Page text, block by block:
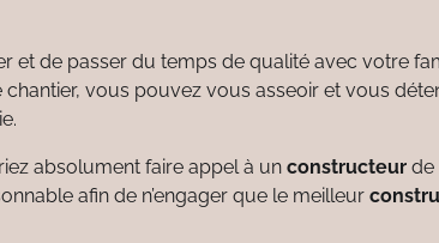
et de passer du temps de qualité avec votre
chantier, vous pouvez vous asseoir et vous
absolument faire appel à un constructeur de
afin de n’engager que le meilleur